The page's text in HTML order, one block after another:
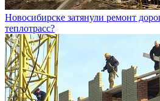
Новосибирске затянули ремонт
теплотрасс?